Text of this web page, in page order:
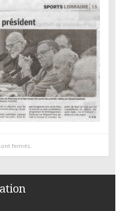
fermés.